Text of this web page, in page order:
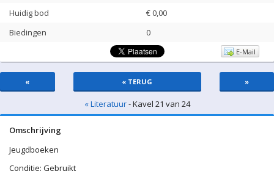
Huidig bod
€0,00
Biedingen
0
E-Mail
« « TERUG »
« Literatuur- Kavel 21 van 24
Omschrijving
Jeugdboeken
Conditie: Gebruikt